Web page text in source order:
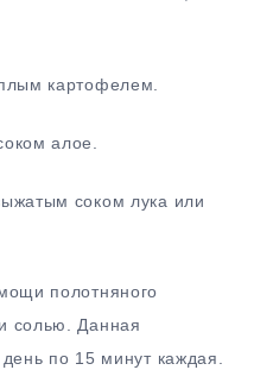
картофелем.
алое.
соком лука или
полотняного
солью. Данная
по 15 минут каждая.